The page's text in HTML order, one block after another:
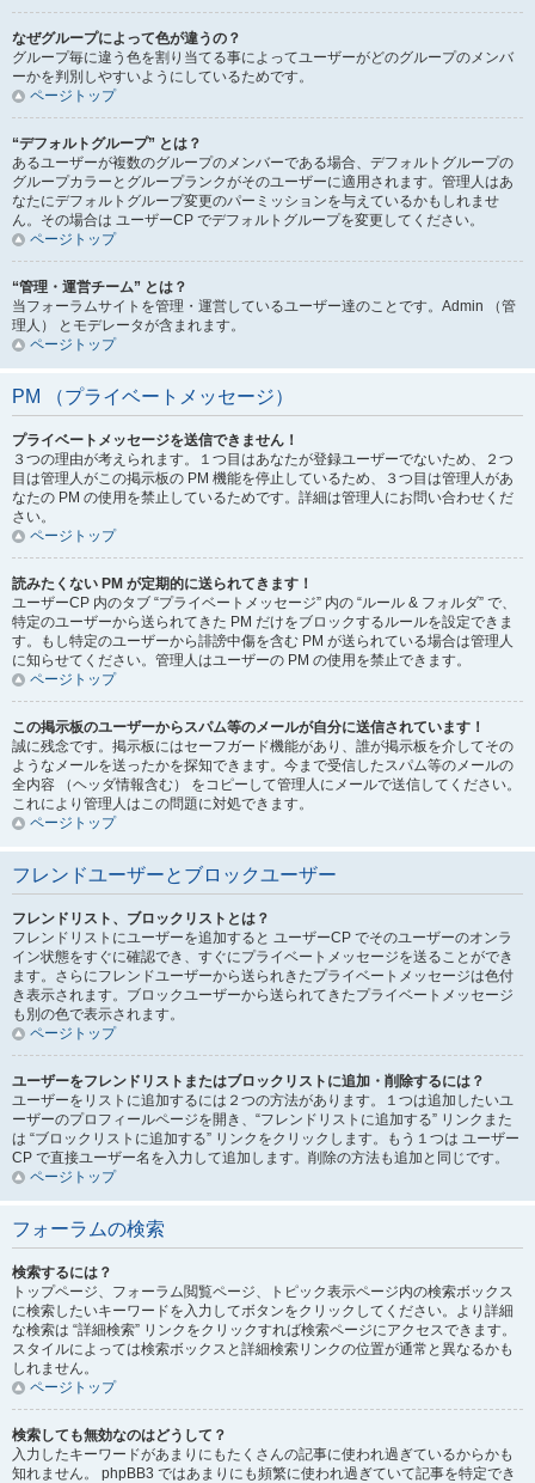
なぜグループによって色が違うの？
グループ毎に違う色を割り当てる事によってユーザーがどのグループのメンバ
ーかを判別しやすいようにしているためです。
ページトップ
“デフォルトグループ” とは？
あるユーザーが複数のグループのメンバーである場合、デフォルトグループの
グループカラーとグループランクがそのユーザーに適用されます。管理人はあ
なたにデフォルトグループ変更のパーミッションを与えているかもしれませ
ん。その場合は ユーザーCP でデフォルトグループを変更してください。
ページトップ
“管理・運営チーム” とは？
当フォーラムサイトを管理・運営しているユーザー達のことです。Admin （管
理人） とモデレータが含まれます。
ページトップ
PM （プライベートメッセージ）
プライベートメッセージを送信できません！
３つの理由が考えられます。１つ目はあなたが登録ユーザーでないため、２つ
目は管理人がこの掲示板の PM 機能を停止しているため、３つ目は管理人があ
なたの PM の使用を禁止しているためです。詳細は管理人にお問い合わせくだ
さい。
ページトップ
読みたくない PM が定期的に送られてきます！
ユーザーCP 内のタブ “プライベートメッセージ” 内の “ルール & フォルダ” で、
特定のユーザーから送られてきた PM だけをブロックするルールを設定できま
す。もし特定のユーザーから誹謗中傷を含む PM が送られている場合は管理人
に知らせてください。管理人はユーザーの PM の使用を禁止できます。
ページトップ
この掲示板のユーザーからスパム等のメールが自分に送信されています！
誠に残念です。掲示板にはセーフガード機能があり、誰が掲示板を介してその
ようなメールを送ったかを探知できます。今まで受信したスパム等のメールの
全内容 （ヘッダ情報含む） をコピーして管理人にメールで送信してください。
これにより管理人はこの問題に対処できます。
ページトップ
フレンドユーザーとブロックユーザー
フレンドリスト、ブロックリストとは？
フレンドリストにユーザーを追加すると ユーザーCP でそのユーザーのオンラ
イン状態をすぐに確認でき、すぐにプライベートメッセージを送ることができ
ます。さらにフレンドユーザーから送られきたプライベートメッセージは色付
き表示されます。ブロックユーザーから送られてきたプライベートメッセージ
も別の色で表示されます。
ページトップ
ユーザーをフレンドリストまたはブロックリストに追加・削除するには？
ユーザーをリストに追加するには２つの方法があります。１つは追加したいユ
ーザーのプロフィールページを開き、“フレンドリストに追加する” リンクまた
は “ブロックリストに追加する” リンクをクリックします。もう１つは ユーザー
CP で直接ユーザー名を入力して追加します。削除の方法も追加と同じです。
ページトップ
フォーラムの検索
検索するには？
トップページ、フォーラム閲覧ページ、トピック表示ページ内の検索ボックス
に検索したいキーワードを入力してボタンをクリックしてください。より詳細
な検索は “詳細検索” リンクをクリックすれば検索ページにアクセスできます。
スタイルによっては検索ボックスと詳細検索リンクの位置が通常と異なるかも
しれません。
ページトップ
検索しても無効なのはどうして？
入力したキーワードがあまりにもたくさんの記事に使われ過ぎているからかも
知れません。 phpBB3 ではあまりにも頻繁に使われ過ぎていて記事を特定でき